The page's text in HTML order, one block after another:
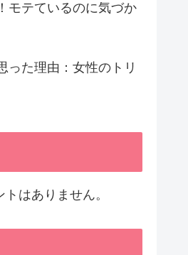
モテているのに気づか
った理由：女性のトリ
はありません。